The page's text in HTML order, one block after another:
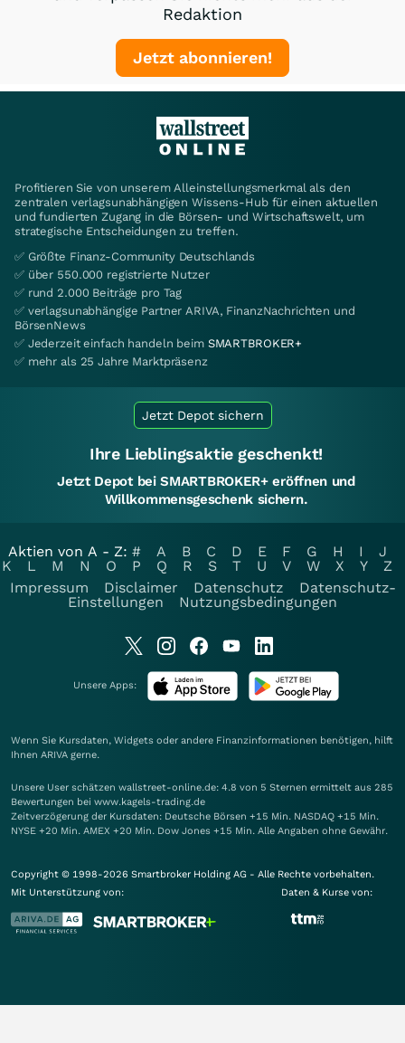
Redaktion
Jetzt abonnieren!
Profitieren Sie von unserem Alleinstellungsmerkmal als den
zentralen verlagsunabhängigen Wissens-Hub für einen aktuellen
und fundierten Zugang in die Börsen- und Wirtschaftswelt, um
strategische Entscheidungen zu treffen.
✅ Größte Finanz-Community Deutschlands
✅ über 550.000 registrierte Nutzer
✅ rund 2.000 Beiträge pro Tag
✅ verlagsunabhängige Partner ARIVA, FinanzNachrichten und
BörsenNews
✅ Jederzeit einfach handeln beim SMARTBROKER+
✅ mehr als 25 Jahre Marktpräsenz
Jetzt Depot sichern
Ihre Lieblingsaktie geschenkt!
Jetzt Depot bei SMARTBROKER+ eröffnen und
Willkommensgeschenk sichern.
Aktien von A - Z: # A B C D E F G H I
J
K
L M N O P Q R S T U V W X Y
Z
Impressum
Disclaimer Datenschutz
Datenschutz-
Einstellungen
Nutzungsbedingungen
Unsere Apps:
Wenn Sie Kursdaten, Widgets oder andere Finanzinformationen benötigen, hilft
Ihnen ARIVA gerne.
Unsere User schätzen wallstreet-online.de: 4.8 von 5 Sternen ermittelt aus 285
Bewertungen bei www.kagels-trading.de
Zeitverzögerung der Kursdaten: Deutsche Börsen +15 Min. NASDAQ +15 Min.
NYSE +20 Min. AMEX +20 Min. Dow Jones +15 Min. Alle Angaben ohne Gewähr.
Copyright © 1998-2026 Smartbroker Holding AG - Alle Rechte vorbehalten.
Mit Unterstützung von:
Daten & Kurse von: